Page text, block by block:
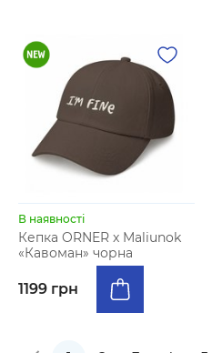
В наявності
Кепка ORNER x Maliunok
«Кавоман» чорна
1199 грн